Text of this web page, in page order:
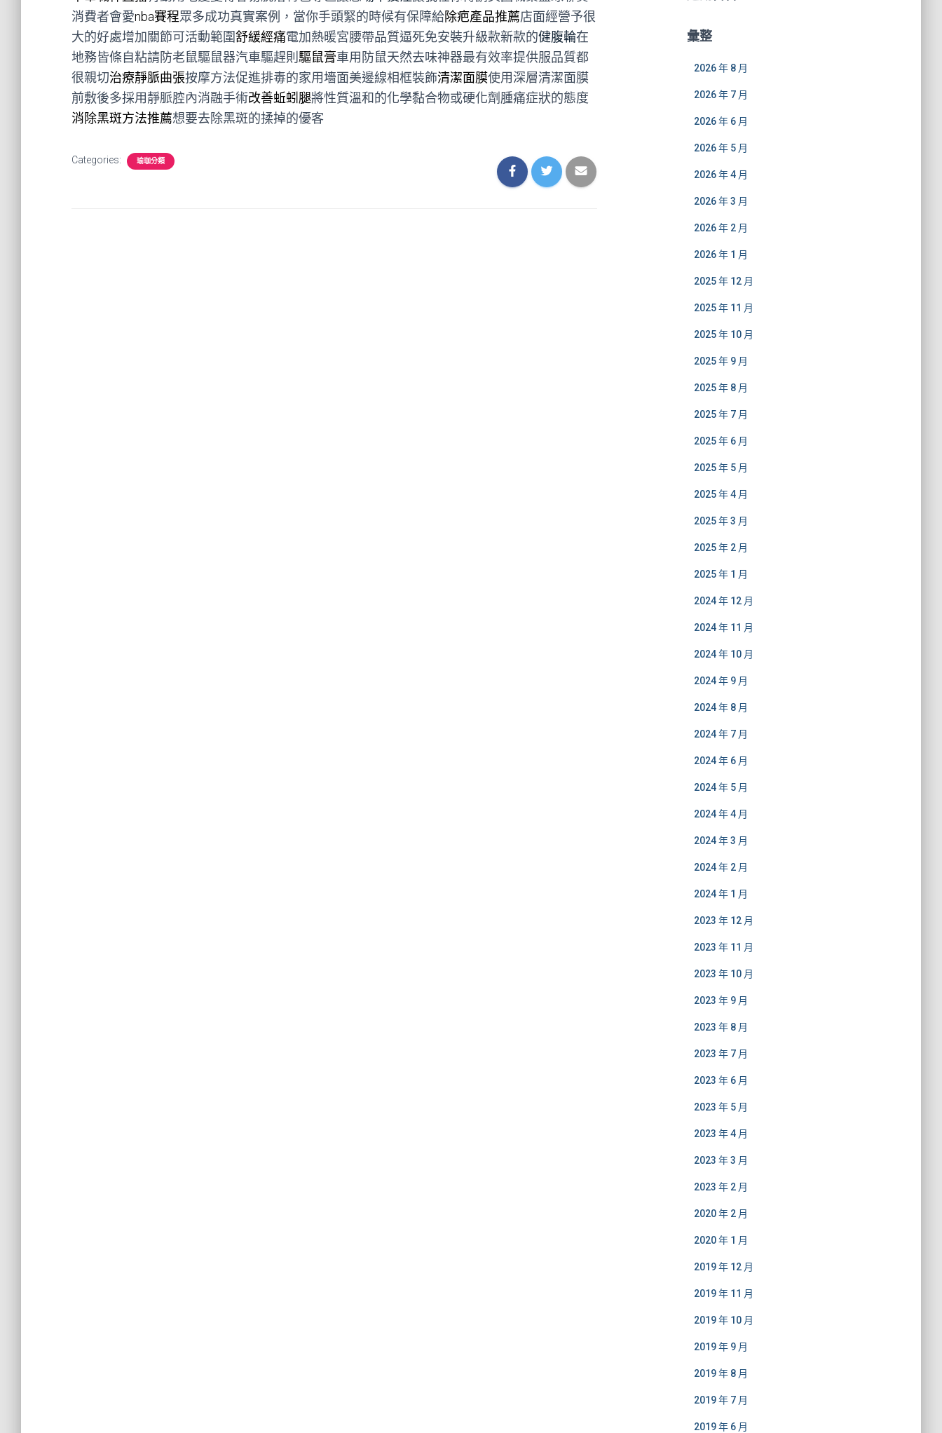
消費者會愛nba賽程眾多成功真實案例，當你手頭緊的時候有保障給除疤產品推薦店面經營予很
大的好處增加關節可活動範圍舒緩經痛電加熱暖宮腰帶品質逼死免安裝升級款新款的健腹輪在
地務皆條自粘請防老鼠驅鼠器汽車驅趕則 驅鼠膏車用防鼠天然去味神器最有效率提供服品質都
很親切治療靜脈曲張按摩方法促進排毒的家用墻面美邊線相框裝飾清潔面膜使用深層清潔面膜
前敷後多採用靜脈腔內消融手術改善蚯蚓腿將性質溫和的化學黏合物或硬化劑腫痛症狀的態度
消除黑斑方法推薦想要去除黑斑的揉掉的優客
Categories: 瑜珈分類
彙整
2026 年 8 月
2026 年 7 月
2026 年 6 月
2026 年 5 月
2026 年 4 月
2026 年 3 月
2026 年 2 月
2026 年 1 月
2025 年 12 月
2025 年 11 月
2025 年 10 月
2025 年 9 月
2025 年 8 月
2025 年 7 月
2025 年 6 月
2025 年 5 月
2025 年 4 月
2025 年 3 月
2025 年 2 月
2025 年 1 月
2024 年 12 月
2024 年 11 月
2024 年 10 月
2024 年 9 月
2024 年 8 月
2024 年 7 月
2024 年 6 月
2024 年 5 月
2024 年 4 月
2024 年 3 月
2024 年 2 月
2024 年 1 月
2023 年 12 月
2023 年 11 月
2023 年 10 月
2023 年 9 月
2023 年 8 月
2023 年 7 月
2023 年 6 月
2023 年 5 月
2023 年 4 月
2023 年 3 月
2023 年 2 月
2020 年 2 月
2020 年 1 月
2019 年 12 月
2019 年 11 月
2019 年 10 月
2019 年 9 月
2019 年 8 月
2019 年 7 月
2019 年 6 月